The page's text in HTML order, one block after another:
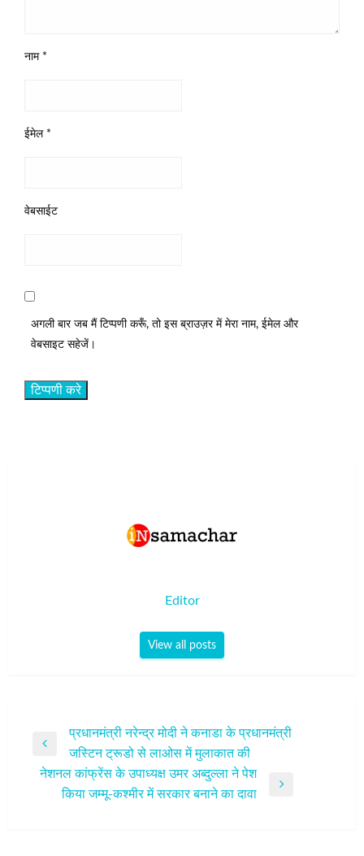
नाम *
ईमेल *
वेबसाईट
अगली बार जब मैं टिप्पणी करूँ, तो इस ब्राउज़र में मेरा नाम, ईमेल और
वेबसाइट सहेजें।
Editor
View all posts
नेविगेशन
Previous
Post
प्रधानमंत्री नरेन्द्र मोदी ने कनाडा के प्रधानमंत्री
जस्टिन ट्रूडो से लाओस में मुलाकात की
नेशनल कांफ्रेंस के उपाध्यक्ष उमर अब्दुल्ला ने पेश
किया जम्मू-कश्मीर में सरकार बनाने का दावा